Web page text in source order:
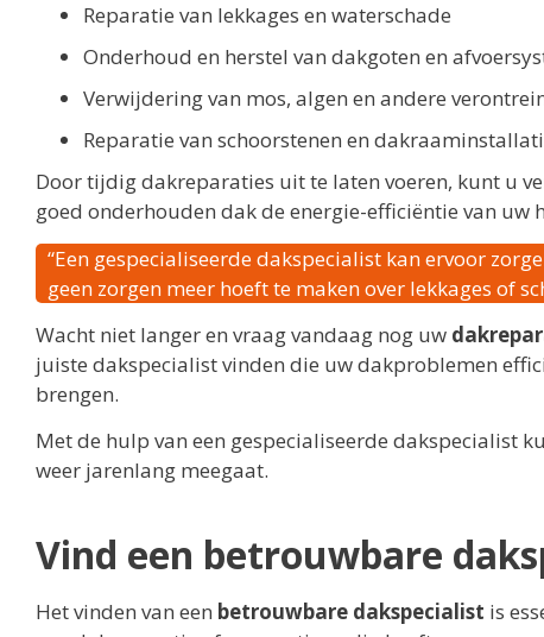
Reparatie van lekkages en waterschade
Onderhoud en herstel van dakgoten en
Verwijdering van mos, algen en andere
Reparatie van schoorstenen en
Door tijdig dakreparaties uit te laten voeren, kunt u
goed onderhouden dak de energie-efficiëntie van uw
“Een gespecialiseerde dakspecialist kan ervoor
geen zorgen meer hoeft te maken over lekkages of
Wacht niet langer en vraag vandaag nog uw
juiste dakspecialist vinden die uw dakproblemen
brengen.
Met de hulp van een gespecialiseerde dakspecialist
weer jarenlang meegaat.
Vind een betrouwbare
Het vinden van een betrouwbare dakspecialist is